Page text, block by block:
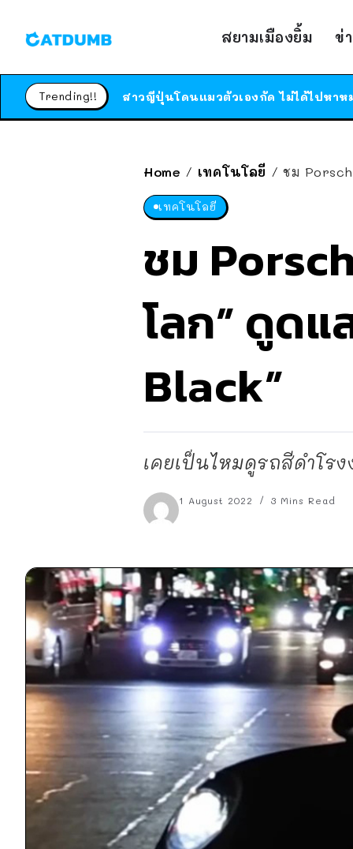
สยามเมืองยิ้ม ข่
Trending!!
Home / เทคโนโลยี / ชม
เทคโนโลยี
ชม
โลก” ดูดแ
Black”
เคยเป็นไหมดูรถสีดำโร
1 August 2022 3 Mins Read